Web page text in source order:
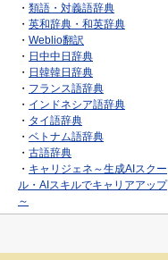
・ 類語・対義語辞典
・ 英和辞典・和英辞典
・ Weblio翻訳
・ 日中中日辞典
・ 日韓韓日辞典
・ フランス語辞典
・ インドネシア語辞典
・ タイ語辞典
・ ベトナム語辞典
・ 古語辞典
・ キャリジェネ～生成AIスクー
ル・AIスキルでキャリアアップ
～